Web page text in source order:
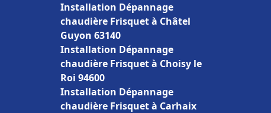
Installation Dépannage
chaudière Frisquet à Châtel
Guyon 63140
Installation Dépannage
chaudière Frisquet à Choisy le
Roi 94600
Installation Dépannage
chaudière Frisquet à Carhaix